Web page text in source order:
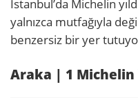
İstanbul’da Michelin
yalnızca mutfağıyla
benzersiz bir yer
Araka | 1 Michelin